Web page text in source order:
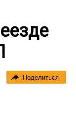
Поделиться